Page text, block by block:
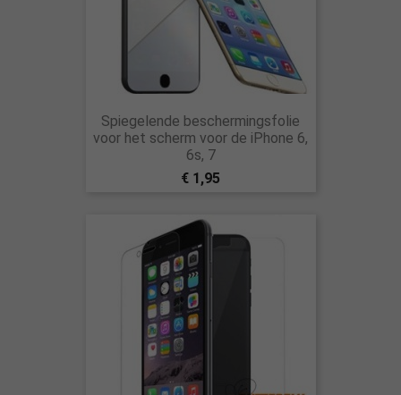
Spiegelende beschermingsfolie
voor het scherm voor de iPhone 6,
6s, 7
€ 1,95